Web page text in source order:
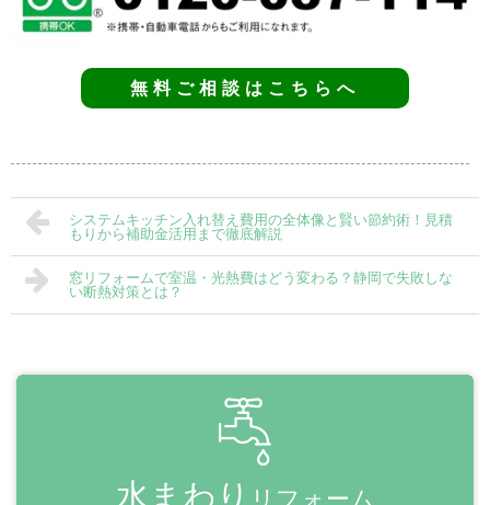
無料ご相談はこちらへ
システムキッチン入れ替え費用の全体像と賢い節約術！見積
もりから補助金活用まで徹底解説
窓リフォームで室温・光熱費はどう変わる？静岡で失敗しな
い断熱対策とは？
水まわり リフォーム